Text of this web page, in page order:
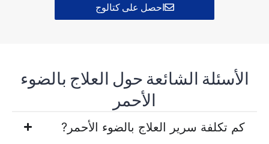
احصل على كتالوج
الأسئلة الشائعة حول العلاج بالضوء
الأحمر
كم تكلفة سرير العلاج بالضوء الأحمر?